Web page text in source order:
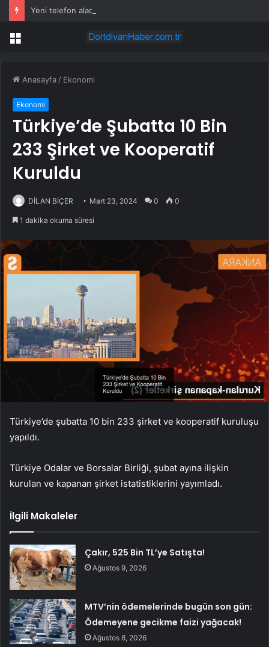
Menü
Anasayfa / Ekonomi
Ekonomi
Türkiye’de Şubatta 10 Bin
233 Şirket ve Kooperatif
Kuruldu
DİLAN BİÇER Mart 23, 2024 0 0
1 dakika okuma süresi
Türkiye’de şubatta 10 bin 233 şirket ve kooperatif kuruluşu
yapıldı.
Türkiye Odalar ve Borsalar Birliği, şubat ayına ilişkin
kurulan ve kapanan şirket istatistiklerini yayımladı.
İlgili Makaleler
Çakır, 525 Bin TL’ye Satışta!
Ağustos 9, 2026
MTV’nin ödemelerinde bugün son gün:
Ödemeyene gecikme faizi yağacak!
Ağustos 8, 2026